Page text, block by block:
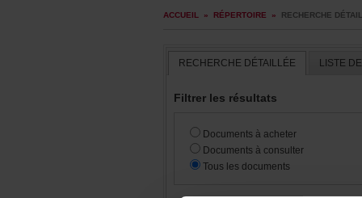
ACCUEIL » RÉPERTOIRE »
RECHERCHEDÉTAILLÉE
Filtrerlesrésultats
Documentsàacheter
Documentsàconsulter
Touslesdocuments